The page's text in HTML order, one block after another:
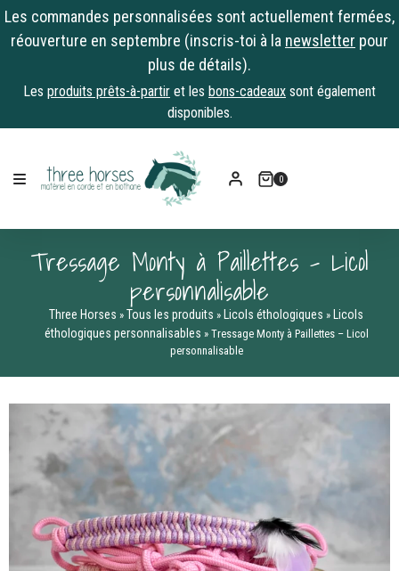
Les commandes personnalisées sont actuellement fermées,
réouverture en septembre (inscris-toi à la newsletter pour
plus de détails).
Les produits prêts-à-partir et les bons-cadeaux sont également
disponibles.
content
0
Tressage Monty à Paillettes – Licol
personnalisable
Three Horses » Tous les produits » Licols éthologiques » Licols
éthologiques personnalisables » Tressage Monty à Paillettes – Licol
personnalisable